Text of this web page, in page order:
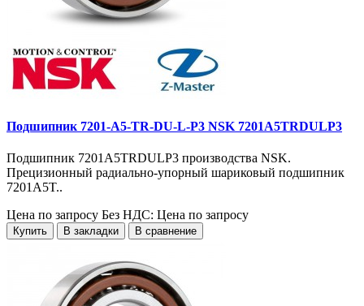
Подшипник 7201-A5-TR-DU-L-P3 NSK 7201A5TRDULP3
Подшипник 7201A5TRDULP3 производства NSK.
Прецизионный радиально-упорный шариковый подшипник
7201A5T..
Цена по запросу Без НДС: Цена по запросу
Купить В закладки В сравнение